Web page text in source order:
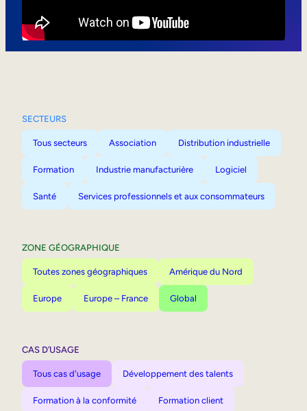
SECTEURS
Tous secteurs Association Distribution industrielle
Formation Industrie manufacturière Logiciel
Santé Services professionnels et aux consommateurs
ZONE GÉOGRAPHIQUE
Toutes zones géographiques Amérique du Nord
Europe Europe – France Global
CAS D’USAGE
Tous cas d'usage Développement des talents
Formation à la conformité Formation client